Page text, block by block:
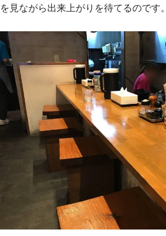
を見ながら出来上がりを待てるのです。